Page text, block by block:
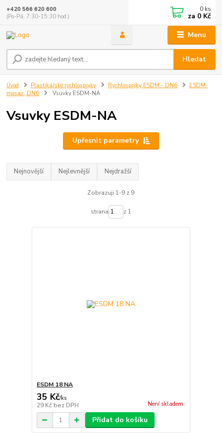
Menu
Hledat
+420 566 620 600
(Po-Pá, 7:30-15:30 hod.)
0 ks
za 0 Kč
Úvod Plastikářské rychlospojky Rychlospojky ESDM - DN6
ESDM-
mosaz, DN6
Vsuvky ESDM-NA
Vsuvky ESDM-NA
Upřesnit parametry
Nejnovější Nejlevnější Nejdražší
Zobrazuji 1-9 z 9
strana z 1
ESDM 18 NA
35 Kč/ks
29 Kč bez DPH Není skladem
Přidat do košíku